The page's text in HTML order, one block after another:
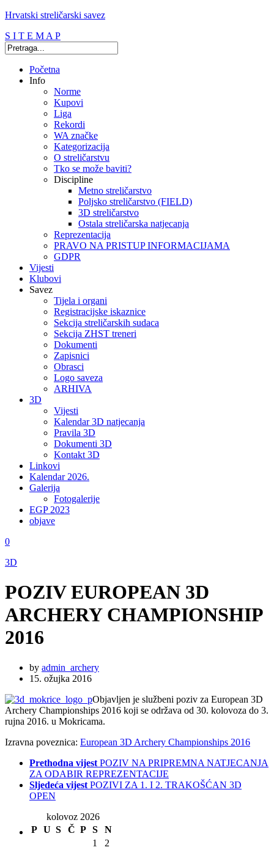
Hrvatski streličarski savez
S I T E M A P
Početna
Info
Norme
Kupovi
Liga
Rekordi
WA značke
Kategorizacija
O streličarstvu
Tko se može baviti?
Discipline
Metno streličarstvo
Poljsko streličarstvo (FIELD)
3D streličarstvo
Ostala streličarska natjecanja
Reprezentacija
PRAVO NA PRISTUP INFORMACIJAMA
GDPR
Vijesti
Klubovi
Savez
Tijela i organi
Registracijske iskaznice
Sekcija streličarskih sudaca
Sekcija ZHST treneri
Dokumenti
Zapisnici
Obrasci
Logo saveza
ARHIVA
3D
Vijesti
Kalendar 3D natjecanja
Pravila 3D
Dokumenti 3D
Kontakt 3D
Linkovi
Kalendar 2026.
Galerija
Fotogalerije
EGP 2023
objave
0
3D
POZIV EUROPEAN 3D
ARCHERY CHAMPIONSHIP
2016
by admin_archery
15. ožujka 2016
Objavljen je službeni poziv za European 3D
Archery Championships 2016 koji se održava od 30. kolovoza do 3.
rujna 2016. u Mokricama.
Izravna poveznica: European 3D Archery Championships 2016
Prethodna vijest POZIV NA PRIPREMNA NATJECANJA
ZA ODABIR REPREZENTACIJE
Sljedeća vijest POZIVI ZA 1. I 2. TRAKOŠĆAN 3D
OPEN
kolovoz 2026
P U S Č P S
N
1
2